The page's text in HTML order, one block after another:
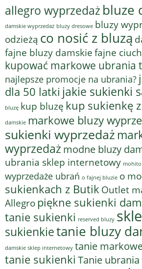
allegro wyprzedaż bluze
damskie wyprzedaż bluzy dresowe bluzy
odzieżą co nosić z bluzą
fajne bluzy damskiefajne
kupować markowe ubrania
najlepsze promocje na ubrania?
dla 50 latki jakie sukienki
bluzę kup bluzę kup sukienkę
damskie markowe bluzy
sukienki wyprzedaż
wyprzedaż modne bluzy
ubrania sklep internetowy
wyprzedaże ubrań o fajnej bluzie o
sukienkach z Butik Outlet
Allegropiękne sukienki
tanie sukienki reserved bluzy
sukienkietanie bluzy
damskie sklep internetowy tanie
tanie sukienki Tanie ubrania